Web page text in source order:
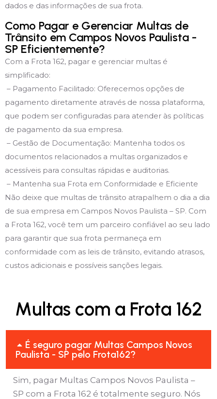
dados e das informações de sua frota.
Como Pagar e Gerenciar Multas de
Trânsito em Campos Novos Paulista -
SP Eficientemente?
Com a Frota 162, pagar e gerenciar multas é
simplificado:
– Pagamento Facilitado: Oferecemos opções de
pagamento diretamente através de nossa plataforma,
que podem ser configuradas para atender às políticas
de pagamento da sua empresa.
– Gestão de Documentação: Mantenha todos os
documentos relacionados a multas organizados e
acessíveis para consultas rápidas e auditorias.
– Mantenha sua Frota em Conformidade e Eficiente
Não deixe que multas de trânsito atrapalhem o dia a dia
de sua empresa em Campos Novos Paulista – SP. Com
a Frota 162, você tem um parceiro confiável ao seu lado
para garantir que sua frota permaneça em
conformidade com as leis de trânsito, evitando atrasos,
custos adicionais e possíveis sanções legais.
Multas com a Frota 162
É seguro pagar Multas Campos Novos
Paulista - SP pelo Frota162?
Sim, pagar Multas Campos Novos Paulista –
SP com a Frota 162 é totalmente seguro. Nós